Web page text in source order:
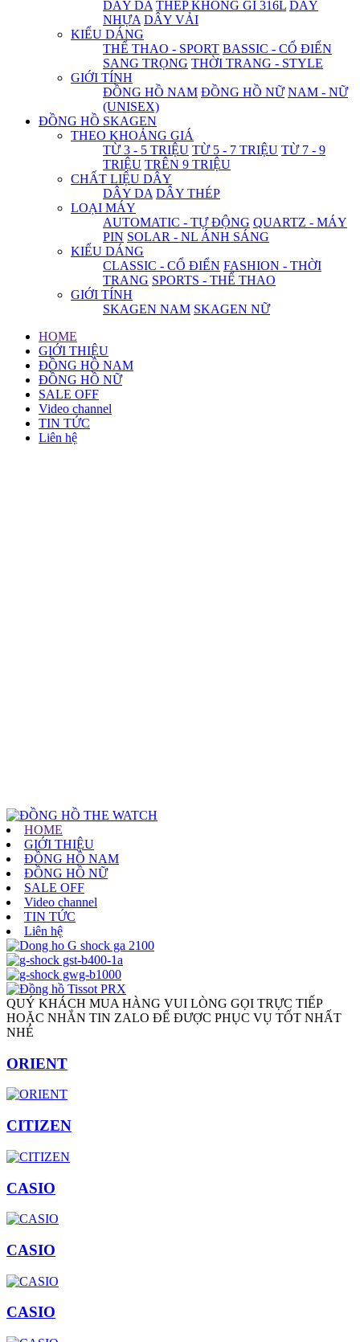
DÂY DA THÉP KHÔNG GỈ 316L DÂY
NHỰA DÂY VẢI
KIỂU DÁNG
THỂ THAO - SPORT BASSIC - CỔ ĐIỂN
SANG TRỌNG THỜI TRANG - STYLE
GIỚI TÍNH
ĐỒNG HỒ NAM ĐỒNG HỒ NỮ NAM - NỮ
(UNISEX)
ĐỒNG HỒ SKAGEN
THEO KHOẢNG GIÁ
TỪ 3 - 5 TRIỆU TỪ 5 - 7 TRIỆU TỪ 7 - 9
TRIỆU TRÊN 9 TRIỆU
CHẤT LIỆU DÂY
DÂY DA DÂY THÉP
LOẠI MÁY
AUTOMATIC - TỰ ĐỘNG QUARTZ - MÁY
PIN SOLAR - NL ÁNH SÁNG
KIỂU DÁNG
CLASSIC - CỔ ĐIỂN FASHION - THỜI
TRANG SPORTS - THỂ THAO
GIỚI TÍNH
SKAGEN NAM SKAGEN NỮ
HOME
GIỚI THIỆU
ĐỒNG HỒ NAM
ĐỒNG HỒ NỮ
SALE OFF
Video channel
TIN TỨC
Liên hệ
HOME
GIỚI THIỆU
ĐỒNG HỒ NAM
ĐỒNG HỒ NỮ
SALE OFF
Video channel
TIN TỨC
Liên hệ
QUÝ KHÁCH MUA HÀNG VUI LÒNG GỌI TRỰC TIẾP
HOẶC NHẮN TIN ZALO ĐỂ ĐƯỢC PHỤC VỤ TỐT NHẤT
NHÉ
ORIENT
CITIZEN
CASIO
CASIO
CASIO